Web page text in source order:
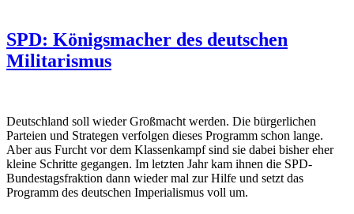
SPD: Königsmacher des deutschen
Militarismus
Deutschland soll wieder Großmacht werden. Die bürgerlichen
Parteien und Strategen verfolgen dieses Programm schon lange.
Aber aus Furcht vor dem Klassenkampf sind sie dabei bisher eher
kleine Schritte gegangen. Im letzten Jahr kam ihnen die SPD-
Bundestagsfraktion dann wieder mal zur Hilfe und setzt das
Programm des deutschen Imperialismus voll um.